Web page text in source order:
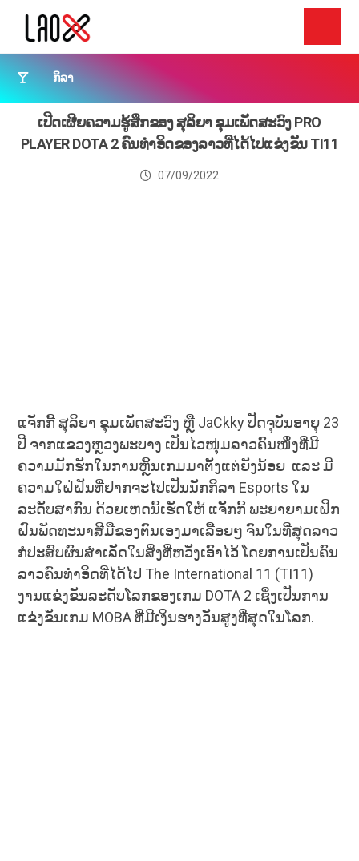
ກິລາ
ເປີດເຜີຍຄວາມຮູ້ສຶກຂອງ ສຸລິຍາ ຂຸມເພັດສະວົງ PRO
PLAYER DOTA 2 ຄົນທໍາອິດຂອງລາວທີ່ໄດ້ໄປແຂ່ງຂັນ TI11
07/09/2022
ແຈັກກີ້ ສຸລິຍາ ຂຸມເພັດສະວົງ ຫຼື JaCkky ປັດຈຸບັນອາຍຸ 23
ປີ ຈາກແຂວງຫຼວງພະບາງ ເປັນໄວໜຸ່ມລາວຄົນໜຶ່ງທີ່ມີ
ຄວາມມັກຮັກໃນການຫຼິ້ນເກມມາຕັ້ງແຕ່ຍັງນ້ອຍ ແລະ ມີ
ຄວາມໃຝ່ຝັນທີ່ຢາກຈະໄປເປັນນັກກິລາ Esports ໃນ
ລະດັບສາກົນ ດ້ວຍເຫດນີ້ເຮັດໃຫ້ ແຈັກກີ້ ພະຍາຍາມເຝິກ
ຝົນພັດທະນາສີມືຂອງຕົນເອງມາເລື້ອຍໆ ຈົນໃນທີ່ສຸດລາວ
ກໍປະສົບຜົນສຳເລັດໃນສິ່ງທີ່ຫວັງເອົາໄວ້ ໂດຍການເປັນຄົນ
ລາວຄົນທຳອິດທີ່ໄດ້ໄປ The International 11 (TI11)
ງານແຂ່ງຂັນລະດັບໂລກຂອງເກມ DOTA 2 ເຊິ່ງເປັນການ
ແຂ່ງຂັນເກມ MOBA ທີ່ມີເງິນຮາງວັນສູງທີ່ສຸດໃນໂລກ.